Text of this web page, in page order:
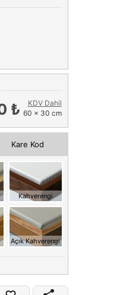
₺
KDV Dahil
60 x 30 cm
Kare Kod
Kahverengi
Açık Kahverengi